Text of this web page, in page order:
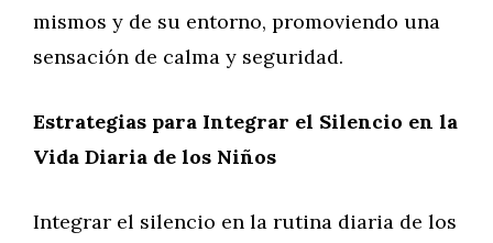
mismos y de su entorno, promoviendo una
sensación de calma y seguridad.
Estrategias para Integrar el Silencio en la
Vida Diaria de los Niños
Integrar el silencio en la rutina diaria de los